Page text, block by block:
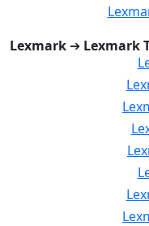
Lexmark ➔ Lexmark